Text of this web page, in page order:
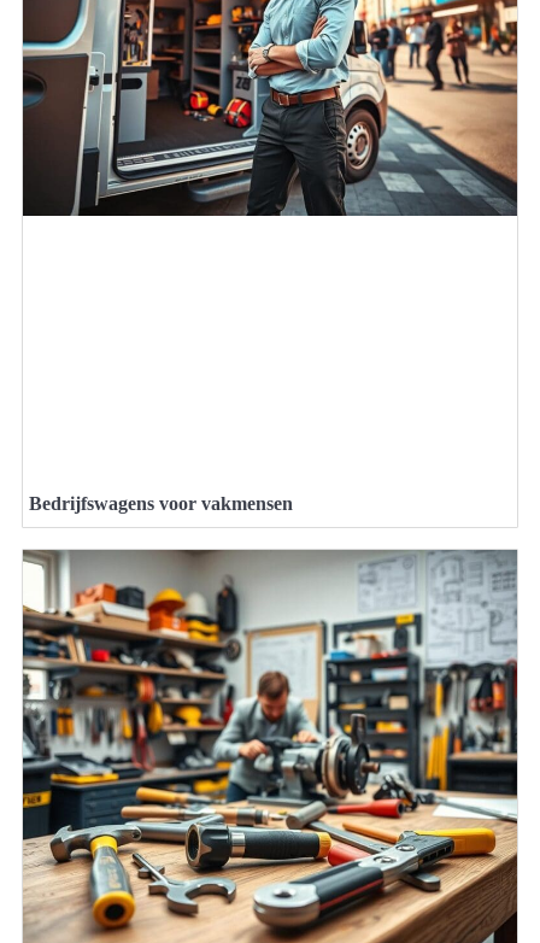
Bedrijfswagens voor vakmensen